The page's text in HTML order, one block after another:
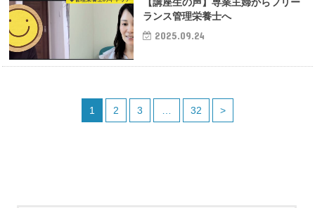
ランス管理栄養士へ
2025.09.24
1 2 3 … 32 >